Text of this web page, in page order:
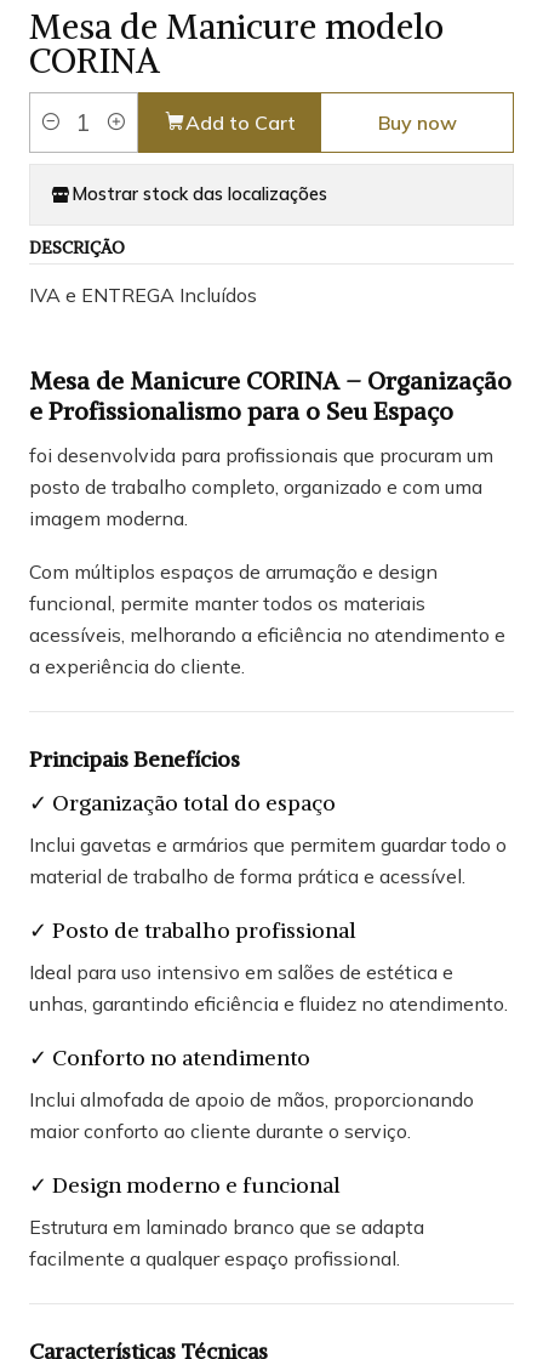
Mesa de Manicure modelo
CORINA
Quantity
Add to Cart Buy now
Mostrar stock das localizações
DESCRIÇÃO
IVA e ENTREGA Incluídos
Mesa de Manicure CORINA – Organização
e Profissionalismo para o Seu Espaço
foi desenvolvida para profissionais que procuram um
posto de trabalho completo, organizado e com uma
imagem moderna.
Com múltiplos espaços de arrumação e design
funcional, permite manter todos os materiais
acessíveis, melhorando a eficiência no atendimento e
a experiência do cliente.
Principais Benefícios
✓ Organização total do espaço
Inclui gavetas e armários que permitem guardar todo o
material de trabalho de forma prática e acessível.
✓ Posto de trabalho profissional
Ideal para uso intensivo em salões de estética e
unhas, garantindo eficiência e fluidez no atendimento.
✓ Conforto no atendimento
Inclui almofada de apoio de mãos, proporcionando
maior conforto ao cliente durante o serviço.
✓ Design moderno e funcional
Estrutura em laminado branco que se adapta
facilmente a qualquer espaço profissional.
Características Técnicas